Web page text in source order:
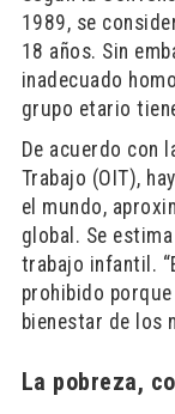
1989, se
18 años. Sin
inadecuado
grupo etario
De acuerdo con
Trabajo (OIT),
el mundo,
global. Se
trabajo infantil.
prohibido
bienestar de los
La pobreza,